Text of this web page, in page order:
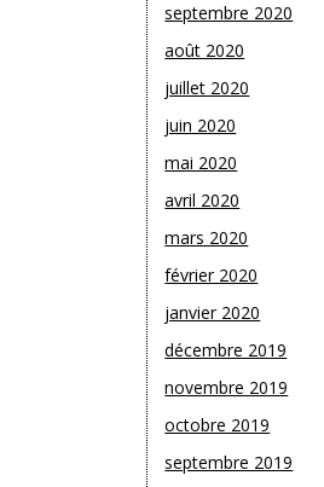
septembre 2020
août 2020
juillet 2020
juin 2020
mai 2020
avril 2020
mars 2020
février 2020
janvier 2020
décembre 2019
novembre 2019
octobre 2019
septembre 2019